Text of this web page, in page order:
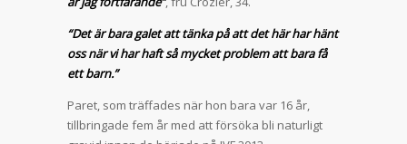
“Det är bara galet att tänka på att det här har hänt
oss när vi har haft så mycket problem att bara få
ett barn.”
Paret, som träffades när hon bara var 16 år,
tillbringade fem år med att försöka bli naturligt